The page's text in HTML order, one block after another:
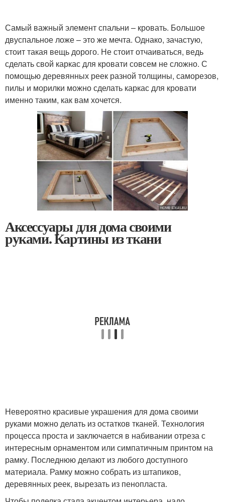
Самый важный элемент спальни – кровать. Большое
двуспальное ложе – это же мечта. Однако, зачастую,
стоит такая вещь дорого. Не стоит отчаиваться, ведь
сделать свой каркас для кровати совсем не сложно. С
помощью деревянных реек разной толщины, саморезов,
пилы и морилки можно сделать каркас для кровати
именно таким, как вам хочется.
Аксессуары для дома своими
руками. Картины из ткани
Невероятно красивые украшения для дома своими
руками можно делать из остатков тканей. Технология
процесса проста и заключается в набивании отреза с
интересным орнаментом или симпатичным принтом на
рамку. Последнюю делают из любого доступного
материала. Рамку можно собрать из штапиков,
деревянных реек, вырезать из пенопласта.